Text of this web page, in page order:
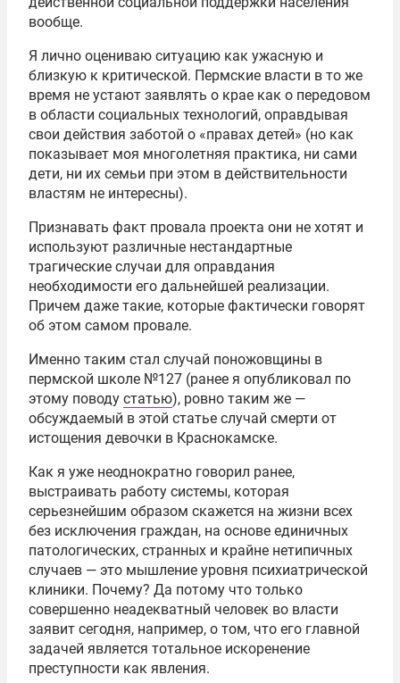
вообще.
Я лично оцениваю ситуацию как ужасную и
близкую к критической. Пермские власти в то же
время не устают заявлять о крае как о передовом
в области социальных технологий, оправдывая
свои действия заботой о «правах детей» (но как
показывает моя многолетняя практика, ни сами
дети, ни их семьи при этом в действительности
властям не интересны).
Признавать факт провала проекта они не хотят и
используют различные нестандартные
трагические случаи для оправдания
необходимости его дальнейшей реализации.
Причем даже такие, которые фактически говорят
об этом самом провале.
Именно таким стал случай поножовщины в
пермской школе №127 (ранее я опубликовал по
этому поводу статью), ровно таким же —
обсуждаемый в этой статье случай смерти от
истощения девочки в Краснокамске.
Как я уже неоднократно говорил ранее,
выстраивать работу системы, которая
серьезнейшим образом скажется на жизни всех
без исключения граждан, на основе единичных
патологических, странных и крайне нетипичных
случаев — это мышление уровня психиатрической
клиники. Почему? Да потому что только
совершенно неадекватный человек во власти
заявит сегодня, например, о том, что его главной
задачей является тотальное искоренение
преступности как явления.